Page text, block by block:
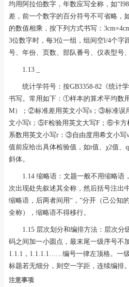
均用阿拉伯数字，年数应写全称，如
差，前一个数字的百分符号不可省略，
的数值相乘，按下列方式书写：
3位数字时，每3位一组，组间空l/4个字
号、年份、页数、部队番号、仪表型号
1.13 _
统计学符号：按GB3358-82《统计
书写。常用如下：①样本的算术平均数
M）；②标准差用英文小写s；③标准误
文小写t；⑤F检验用英文大写F；⑥卡方
系数用英文小写r：③自由度用希文小写
值前应给出具体检验值，如t值、χ2值、
斜体。
1.14 缩略语：文题一般不用缩略语
次出现处先叙述其全称，然后括号注出
缩略语，后两者间用“，”分开（己公知
全称），缩略语不得移行。
1.15 层次划分和编排方法：层次分
码之间加一小圆点，最末尾一级序号不
1.1.1，1.1.1.1……编号一律左顶格。一
标题若无细分，则空一字距，连续编排。
注意事项